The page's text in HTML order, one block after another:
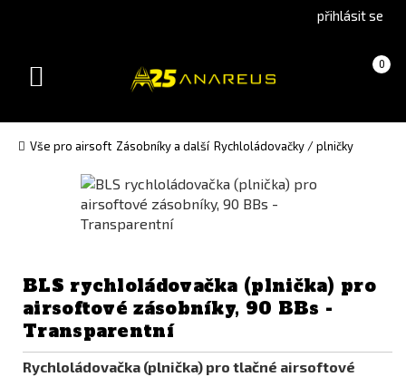
version(Slovak)
přihlásit se
Košík 0
(prázdný)
Toggle
Vše pro airsoft Zásobníky a další Rychloládovačky / plničky
BLS rychloládovačka (plnička) pro
airsoftové zásobníky, 90 BBs -
Transparentní
Rychloládovačka (plnička) pro tlačné airsoftové